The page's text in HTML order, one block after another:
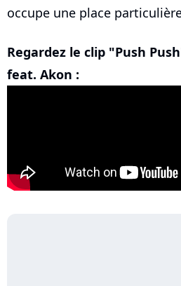
occupe une place
Regardez le clip "Push
feat. Akon :